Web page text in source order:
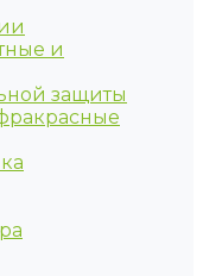
и
защиты